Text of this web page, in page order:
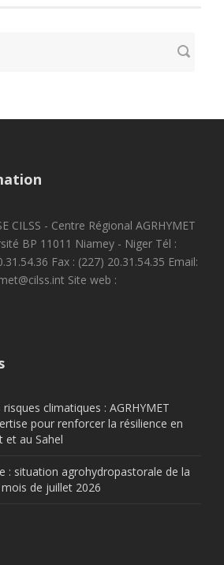
CILSS - Centre Régional AGRHYMET
BP 11011 Niamey - Niger Tél :
Fax : (227) 20.31.54.35 Email:
Site web :
climatiques : AGRHYMET
pour renforcer la résilience en
et au Sahel
: situation agrohydropastorale de la
de juillet 2026